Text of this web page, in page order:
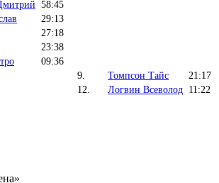
58:45
29:13
27:18
23:38
09:36
9.
Томпсон Тайс
21:17
12.
Логвин Всеволод 11:22